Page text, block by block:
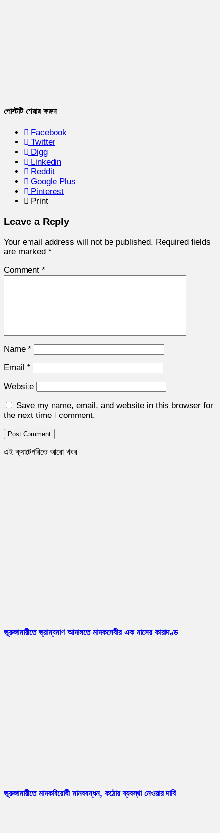
পোস্টটি শেয়ার করুন
Facebook
Twitter
Digg
Linkedin
Reddit
Google Plus
Pinterest
Print
Leave a Reply
Your email address will not be published. Required fields
are marked *
Comment *
Name *
Email *
Website
Save my name, email, and website in this browser for
the next time I comment.
এই ক্যাটেগরিতে আরো খবর
ভূরুঙ্গামারীতে ভ্রাম্যমাণ আদালতে মাদকসেবীর এক মাসের কারাদণ্ড
ভূরুঙ্গামারীতে মাদকবিরোধী মানববন্ধন, কঠোর ব্যবস্থা নেওয়ার দাবি